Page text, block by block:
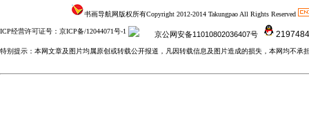
书画导航网版权所有Copyright 2012-2014 Takungpao All Rights Reserved
ICP经营许可证号：京ICP备/12044071号-1 京公网安备11010802036407号
特别提示：本网文章及图片均属原创或转载公开报道，凡因转载信息及图片造成的损失，本网均不